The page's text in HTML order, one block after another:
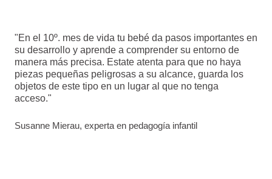
"En el 10º. mes de vida tu bebé da pasos importantes en
su desarrollo y aprende a comprender su entorno de
manera más precisa. Estate atenta para que no haya
piezas pequeñas peligrosas a su alcance, guarda los
objetos de este tipo en un lugar al que no tenga
acceso."
Susanne Mierau, experta en pedagogía infantil